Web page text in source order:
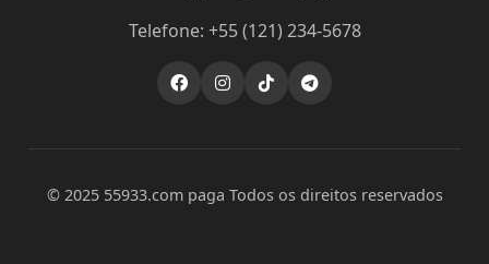
Telefone: +55 (121) 234-5678
© 2025 55933.com paga Todos os direitos reservados